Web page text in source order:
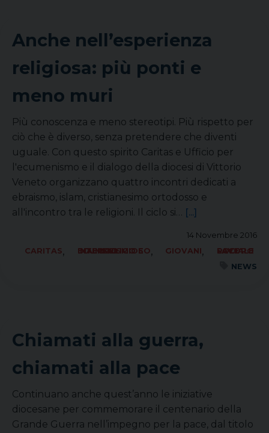
Anche nell’esperienza
religiosa: più ponti e
meno muri
Più conoscenza e meno stereotipi. Più rispetto per
ciò che è diverso, senza pretendere che diventi
uguale. Con questo spirito Caritas e Ufficio per
l'ecumenismo e il dialogo della diocesi di Vittorio
Veneto organizzano quattro incontri dedicati a
ebraismo, islam, cristianesimo ortodosso e
all'incontro tra le religioni. Il ciclo si… [...]
14 Novembre 2016
CARITAS, ECUMENISMO E DIALOGO INTERRELIGIOSO, GIOVANI,
SOCIALE LAVORO PACE
NEWS
Chiamati alla guerra,
chiamati alla pace
Continuano anche quest’anno le iniziative
diocesane per commemorare il centenario della
Grande Guerra nell’impegno per la pace, dal titolo